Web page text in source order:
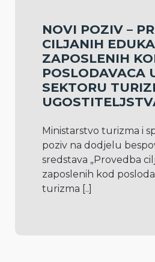
NOVI POZIV –
CILJANIH
ZAPOSLENIH
POSLODAVACA
SEKTORU
Ministarstvo turizma i
poziv na dodjelu
sredstava „Provedba
zaposlenih kod
turizma [..]